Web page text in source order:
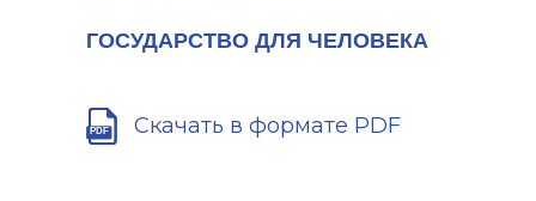
ГОСУДАРСТВО ДЛЯ ЧЕЛОВЕКА
Скачать в формате PDF